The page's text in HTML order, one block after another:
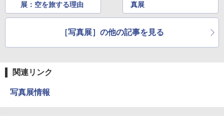
展：空を旅する理由
真展
［写真展］の他の記事を見る
関連リンク
写真展情報